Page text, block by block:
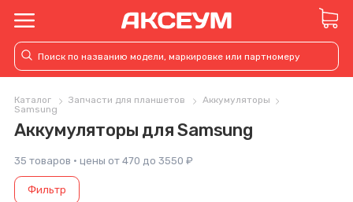
Каталог Запчасти для планшетов
Аккумуляторы
Samsung
Аккумуляторы для Samsung
35 товаров · цены от 470 до 3550 ₽
Фильтр